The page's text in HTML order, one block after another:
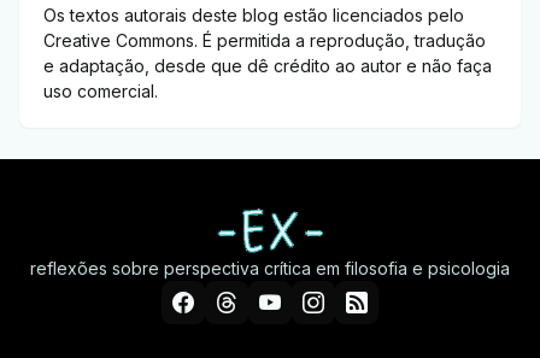
Os textos autorais deste blog estão licenciados pelo
Creative Commons. É permitida a reprodução, tradução
e adaptação, desde que dê crédito ao autor e não faça
uso comercial.
reflexões sobre perspectiva crítica em filosofia e psicologia